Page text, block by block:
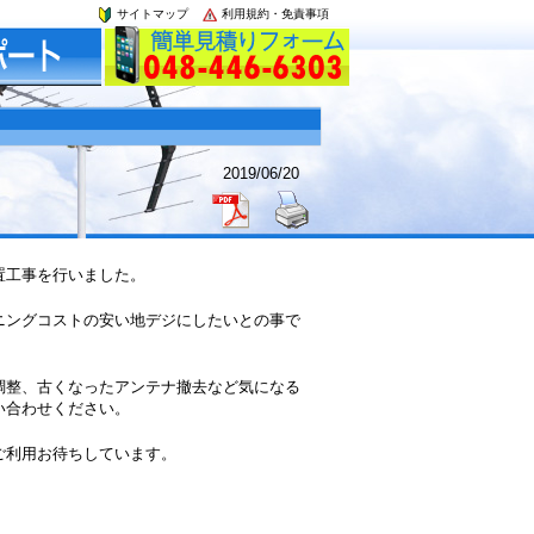
利用規約・免責事項
サイトマップ
2019/06/20
事を行いました。
グコストの安い地デジにしたいとの事で
、古くなったアンテナ撤去など気になる
わせください。
用お待ちしています。